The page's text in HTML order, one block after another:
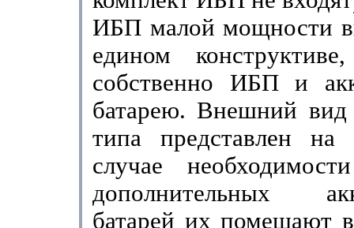
ИБП малой мощности
едином
собст­венно ИБП и
батарею. Внешний
типа представ­лен
случае
дополнительных
батарей их помещают